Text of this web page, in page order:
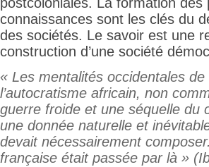
connaissances sont les clés du
des sociétés. Le savoir est une
construction d’une société
« Les mentalités occidentales
l’autocratisme africain, non
guerre froide et une séquelle du
une donnée naturelle et
devait nécessairement
française était passée par là »